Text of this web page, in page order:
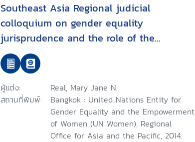
Southeast Asia Regional judicial
colloquium on gender equality
jurisprudence and the role of the
judiciary in promoting women's access to
justice : summary of proceedings
September 2013, Bangkok, Thailand
ผู้แต่ง:
Real, Mary Jane N.
สถานที่พิมพ์:
Bangkok : United Nations Entity for
Gender Equality and the Empowerment
of Women (UN Women), Regional
Office for Asia and the Pacific, 2014.